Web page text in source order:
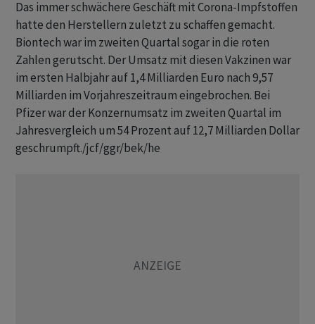
Das immer schwächere Geschäft mit Corona-Impfstoffen
hatte den Herstellern zuletzt zu schaffen gemacht.
Biontech war im zweiten Quartal sogar in die roten
Zahlen gerutscht. Der Umsatz mit diesen Vakzinen war
im ersten Halbjahr auf 1,4 Milliarden Euro nach 9,57
Milliarden im Vorjahreszeitraum eingebrochen. Bei
Pfizer war der Konzernumsatz im zweiten Quartal im
Jahresvergleich um 54 Prozent auf 12,7 Milliarden Dollar
geschrumpft./jcf/ggr/bek/he